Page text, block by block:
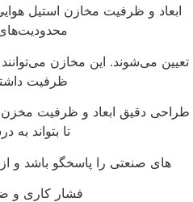
ابعاد و ظرفیت مخازن استیل
می‌شوند. این مخازن می‌توانند
ظرفیت
دقیق ابعاد و ظرفیت مخزن
تا بتواند به
های صنعتی را پاسخگو باشد و از
فشار کاری و